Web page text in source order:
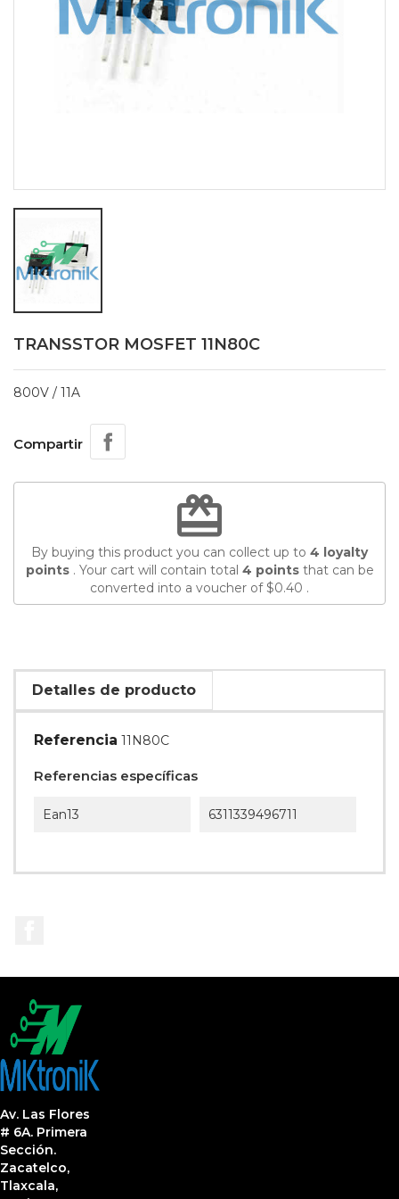
TRANSSTOR MOSFET 11N80C
800V / 11A
Compartir
redeem
By buying this product you can collect up to 4 loyalty
points. Your cart will contain total 4 pointsthat can be
converted into a voucher of$0.40 .
Detalles de producto
Referencia 11N80C
Referencias específicas
Ean13 6311339496711
Av. Las Flores
# 6A. Primera
Sección.
Zacatelco,
Tlaxcala,